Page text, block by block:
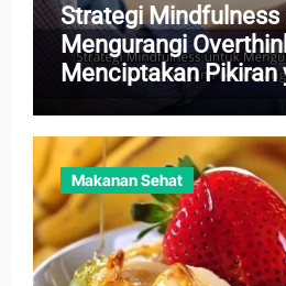
Strategi Mindfulness
Mengurangi
Menciptakan Pikiran
Makanan Sehat